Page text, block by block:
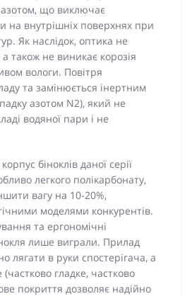
що виключає
на внутрішніх поверхнях при
Як наслідок, оптика не
також не виникає корозія
вологи. Повітря
та замінюється інертним
азотом N2), який не
водяної пари і не
біноклів даної серії
легкого полікарбонату,
вагу на 10-20%,
моделями конкурентів.
та ергономічні
лише виграли. Прилад
лягати в руки спостерігача, а
гладке, частково
покриття дозволяє надійно